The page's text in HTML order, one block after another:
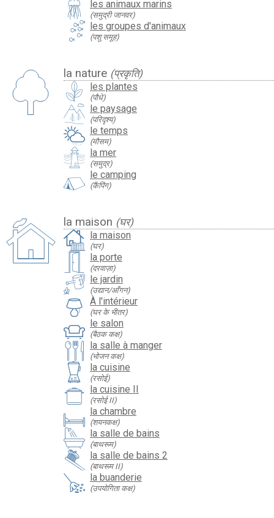
les animaux marins
(समुद्री जानवर)
les groupes d'animaux
(पशु समूह)
la nature (प्रकृति)
les plantes
(पौधे)
le paysage
(परिदृश्य)
le temps
(मौसम)
la mer
(समुद्र)
le camping
(कैंपिंग)
la maison (घर)
la maison
(घर)
la porte
(दरवाज़ा)
le jardin
(उद्यान/आँगन)
À l'intérieur
(घर के भीतर)
le salon
(बैठक कक्ष)
la salle à manger
(भोजन कक्ष)
la cuisine
(रसोई)
la cuisine II
(रसोई II)
la chambre
(शयनकक्ष)
la salle de bains
(बाथरूम)
la salle de bains 2
(बाथरूम II)
la buanderie
(उपयोगिता कक्ष)